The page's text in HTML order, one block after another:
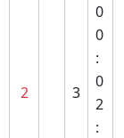
2 3
0
0
:
0
2
: